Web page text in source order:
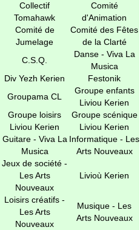
Collectif
Tomahawk
Comité
d'Animation
Comité de
Jumelage
Comité des Fêtes
de la Clarté
C.S.Q.
Danse - Viva La
Musica
Div Yezh Kerien
Festonik
Groupama CL
Groupe enfants
Liviou Kerien
Groupe loisirs
Liviou Kerien
Groupe scénique
Liviou Kerien
Guitare - Viva La
Musica
Informatique - Les
Arts Nouveaux
Jeux de société -
Les Arts
Nouveaux
Livioù Kerien
Loisirs créatifs -
Les Arts
Nouveaux
Musique - Les
Arts Nouveaux